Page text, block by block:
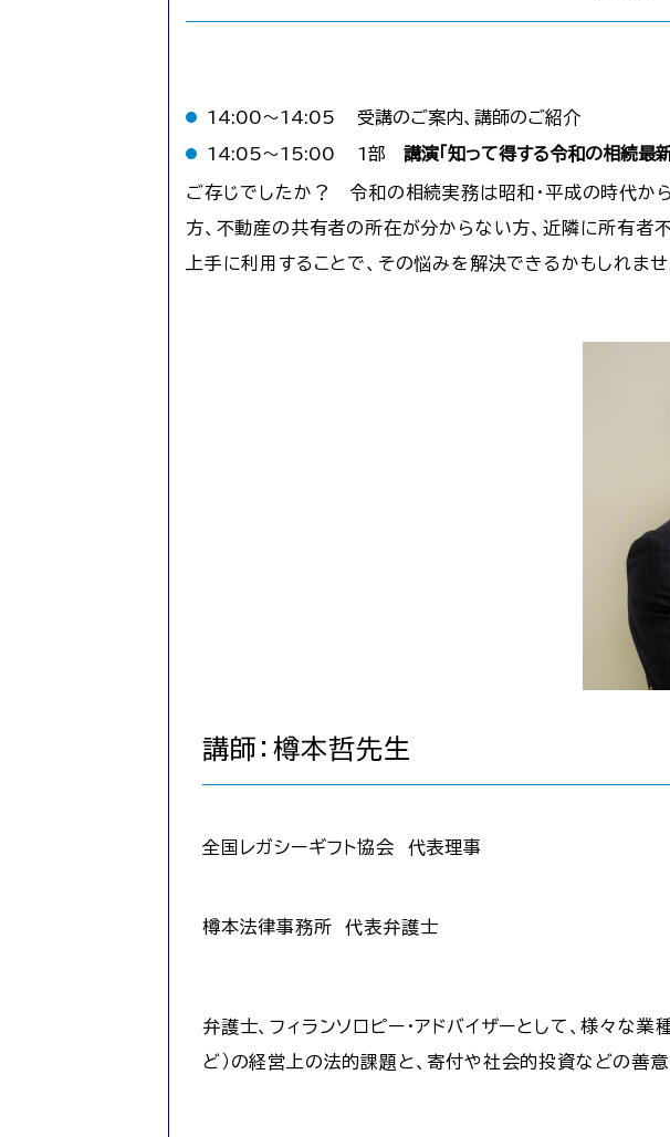
14:00〜14:05 受講のご案内、講師のご紹介
14:05〜15:00 1部 講演「知って得する令和の相続最
ご存じでしたか？ 令和の相続実務は昭和・平成の時代か
方、不動産の共有者の所在が分からない方、近隣に所有者
上手に利用することで、その悩みを解決できるかもしれま
講師：樽本哲先生
全国レガシーギフト協会 代表理事
樽本法律事務所 代表弁護士
弁護士、フィランソロピー・アドバイザーとして、様々な
ど）の経営上の法的課題と、寄付や社会的投資などの善